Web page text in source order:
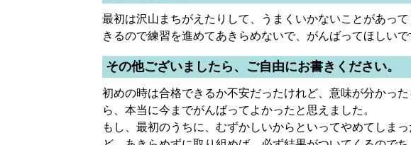
最初は沢山まちがえたりして、うまくいかないことがあっ
きるので練習を進めてあきらめないで、がんばってほしいで
その他ございましたら、ご自由にお書きください。
初めの時は合格できるか不安だったけれど、意味が分かっ
ら、本当に今までがんばってよかったと思えました。
もし、最初のうちに、むずかしいからといってやめてしま